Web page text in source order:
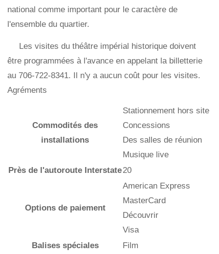
national comme important pour le caractère de
l'ensemble du quartier.
Les visites du théâtre impérial historique doivent
être programmées à l'avance en appelant la billetterie
au 706-722-8341. Il n'y a aucun coût pour les visites.
Agréments
Commodités des
installations
Stationnement hors site
Concessions
Des salles de réunion
Musique live
Près de l'autoroute Interstate20
Options de paiement
American Express
MasterCard
Découvrir
Visa
Balises spéciales
Film